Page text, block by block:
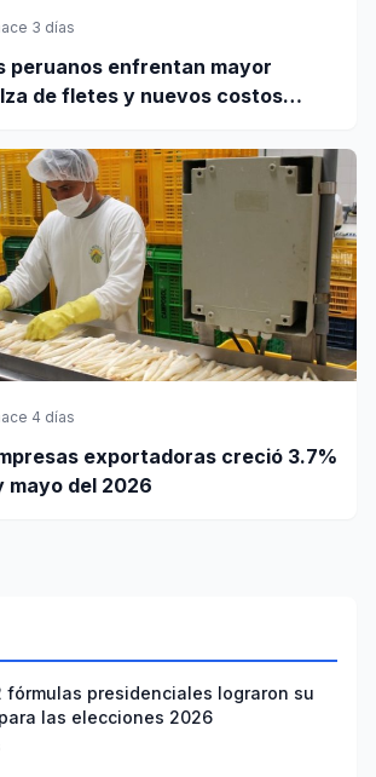
3 días
peruanos enfrentan mayor
de fletes y nuevos costos
4 días
exportadoras creció 3.7%
mayo del 2026
fórmulas presidenciales lograron su
las elecciones 2026